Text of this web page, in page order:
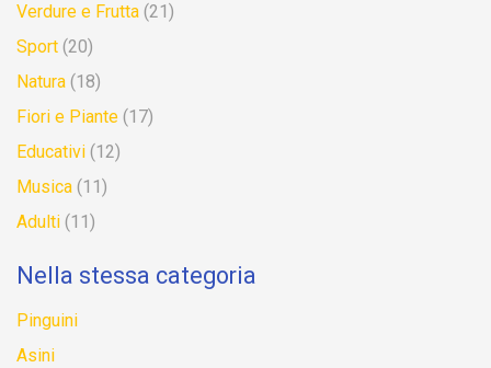
Verdure e Frutta (21)
Sport (20)
Natura (18)
Fiori e Piante (17)
Educativi (12)
Musica (11)
Adulti (11)
Nella stessa categoria
Pinguini
Asini